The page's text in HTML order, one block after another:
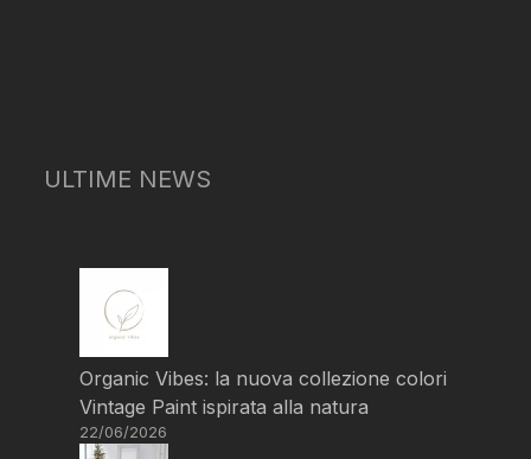
ULTIME NEWS
Organic Vibes: la nuova collezione colori
Vintage Paint ispirata alla natura
22/06/2026